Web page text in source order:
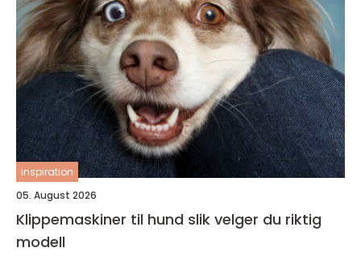
inspiration
05. August 2026
Klippemaskiner til hund slik velger du riktig
modell